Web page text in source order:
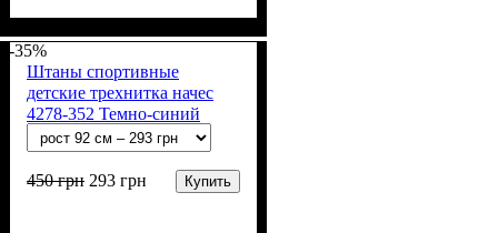
-35%
Штаны спортивные
детские трехнитка начес
4278-352 Темно-синий
450грн 293 грн Купить